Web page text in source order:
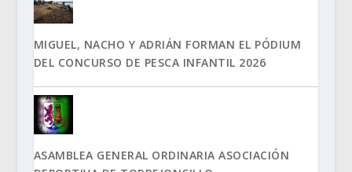
MIGUEL, NACHO Y ADRIÁN FORMAN EL PÓDIUM
DEL CONCURSO DE PESCA INFANTIL 2026
ASAMBLEA GENERAL ORDINARIA ASOCIACIÓN